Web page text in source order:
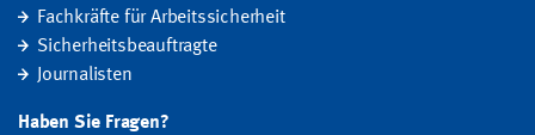
Fachkräfte für Arbeitssicherheit
Sicherheitsbeauftragte
Journalisten
Haben Sie Fragen?